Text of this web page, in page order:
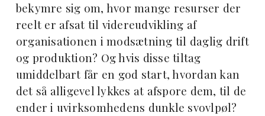
bekymre sig om, hvor mange resurser der
reelt er afsat til videreudvikling af
organisationen i modsætning til daglig drift
og produktion? Og hvis disse tiltag
umiddelbart får en god start, hvordan kan
det så alligevel lykkes at afspore dem, til de
ender i uvirksomhedens dunkle svovlpøl?